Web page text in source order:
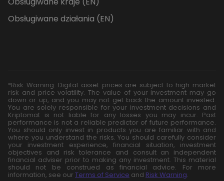
Obsługiwane działania (EN)
*Risk Warning: Digital asset prices are subject to high market
risk and price volatility. The value of your investment may go
down or up, and you may not get back the amount invested.
You are solely responsible for your investment decisions and
Kriptomat is not liable for any losses you may incur. Past
performance is not a reliable predictor of future performance.
You should only invest in products you are familiar with and
where you understand the risks. You should carefully consider
your investment experience, financial situation, investment
objectives and risk tolerance and consult an independent
financial adviser prior to making any investment. This material
should not be construed as financial advice. For more
information, see our Terms of Service and Risk Warning.